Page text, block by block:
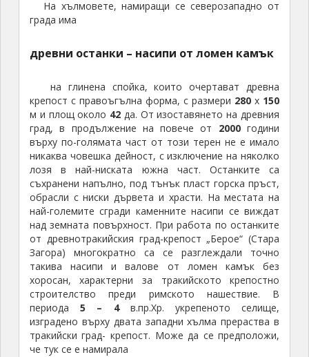
На хълмовете, намиращи се северозападно от
града има
древни останки – насипи от ломен камък
на глинена спойка, които очертават древна
крепост с правоъгълна форма, с размери 280х 150
м и площ около 42 да. От изоставянето на древния
град, в продължение на повече от 2000години
върху по-голямата част от този терен не е имало
никаква човешка дейност, с изключение на няколко
лозя в най-ниската южна част. Останките са
съхранени напълно, под тънък пласт горска пръст,
обрасли с ниски дървета и храсти. На местата на
най-големите сгради каменните насипи се виждат
над земната повърхност. При работа по останките
от древнотракийския град-крепост „Берое“ (Стара
Загора) многократно са се разглеждали точно
такива насипи и валове от ломен камък без
хоросан, характерни за тракийското крепостно
строителство преди римското нашествие. В
периода5 – 4в.пр.Хр. укрепеното селище,
изградено върху двата западни хълма прераства в
тракийски град- крепост. Може да се предположи,
че тук се е намирала